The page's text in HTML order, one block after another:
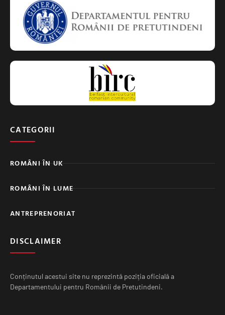
CATEGORII
ROMÂNI ÎN UK
ROMÂNI ÎN LUME
ANTREPRENORIAT
DISCLAIMER
Conținutul acestui site nu reprezintă poziția oficială a
Departamentului pentru Românii de Pretutindeni.